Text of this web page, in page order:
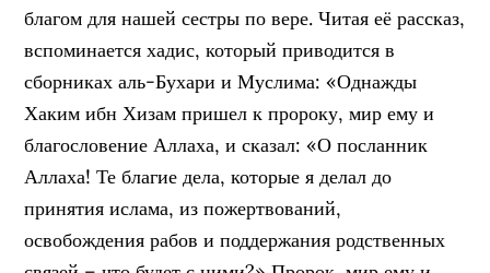
благом для нашей сестры по вере. Читая её рассказ,
вспоминается хадис, который приводится в
сборниках аль-Бухари и Муслима: «Однажды
Хаким ибн Хизам пришел к пророку, мир ему и
благословение Аллаха, и сказал: «О посланник
Аллаха! Те благие дела, которые я делал до
принятия ислама, из пожертвований,
освобождения рабов и поддержания родственных